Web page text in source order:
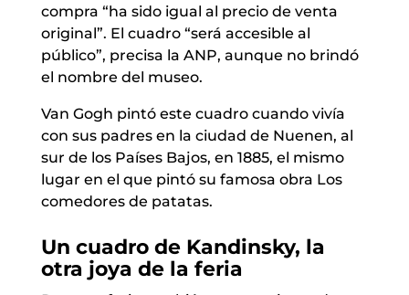
compra “ha sido igual al precio de venta
original”. El cuadro “será accesible al
público”, precisa la ANP, aunque no brindó
el nombre del museo.
Van Gogh pintó este cuadro cuando vivía
con sus padres en la ciudad de Nuenen, al
sur de los Países Bajos, en 1885, el mismo
lugar en el que pintó su famosa obra Los
comedores de patatas.
Un cuadro de Kandinsky, la
otra joya de la feria